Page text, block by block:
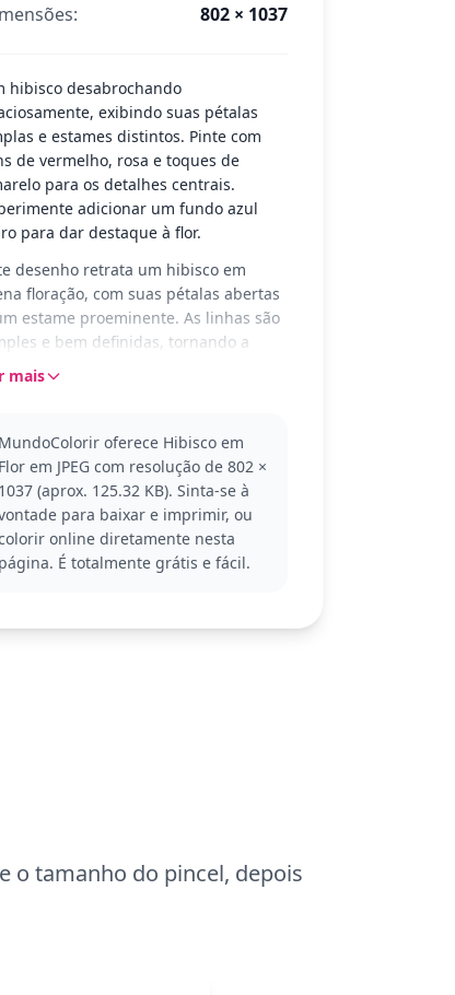
802 × 1037
hibisco desabrochando
exibindo suas pétalas
e estames distintos. Pinte com
de vermelho, rosa e toques de
para os detalhes centrais.
adicionar um fundo azul
para dar destaque à flor.
desenho retrata um hibisco em
floração, com suas pétalas abertas
estame proeminente. As linhas são
e bem definidas, tornando a
agradável e relaxante para colorir,
hibisco é uma flor vibrante e popular
muitos jardins tropicais. Nesta
da categoria Hibisco, você pode
diferentes combinações de
para criar uma flor única. Aproveite
experimentar outras flores tropicais
página para colorir é boa para
mais
MundoColorir oferece Hibisco em
Flor em JPEG com resolução de 802 ×
1037 (aprox. 125.32 KB). Sinta-se à
para baixar e imprimir, ou
online diretamente nesta
página. É totalmente grátis e fácil.
o tamanho do pincel, depois